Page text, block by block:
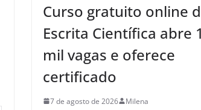
Curso gratuito online
Escrita Científica abre
mil vagas e oferece
certificado
7 de agosto de 2026 Milena